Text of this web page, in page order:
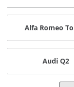
Alfa Romeo
Audi Q2